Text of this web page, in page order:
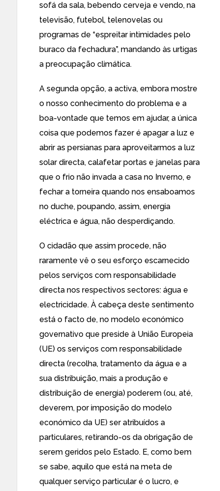
sofá da sala, bebendo cerveja e vendo, na
televisão, futebol, telenovelas ou
programas de “espreitar intimidades pelo
buraco da fechadura”, mandando às urtigas
a preocupação climática.
A segunda opção, a activa, embora mostre
o nosso conhecimento do problema e a
boa-vontade que temos em ajudar, a única
coisa que podemos fazer é apagar a luz e
abrir as persianas para aproveitarmos a luz
solar directa, calafetar portas e janelas para
que o frio não invada a casa no Inverno, e
fechar a torneira quando nos ensaboamos
no duche, poupando, assim, energia
eléctrica e água, não desperdiçando.
O cidadão que assim procede, não
raramente vê o seu esforço escarnecido
pelos serviços com responsabilidade
directa nos respectivos sectores: água e
electricidade. À cabeça deste sentimento
está o facto de, no modelo económico
governativo que preside à União Europeia
(UE) os serviços com responsabilidade
directa (recolha, tratamento da água e a
sua distribuição, mais a produção e
distribuição de energia) poderem (ou, até,
deverem, por imposição do modelo
económico da UE) ser atribuídos a
particulares, retirando-os da obrigação de
serem geridos pelo Estado. E, como bem
se sabe, aquilo que está na meta de
qualquer serviço particular é o lucro, e